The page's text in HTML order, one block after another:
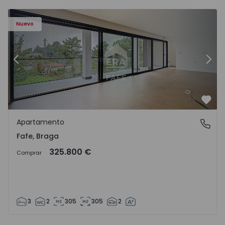
Nuevo
Anterior
Fafe, Braga
Apartamento
Fafe, Braga
Comprar 325.800 €
3 2 305 305 2